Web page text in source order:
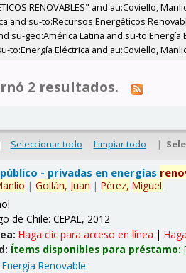
RENOVABLES" and au:Coviello,
and su-to:Recursos Energéticos
su-geo:América Latina and su-
to:Energía Eléctrica and au:Coviello,
2 resultados.
| Seleccionar todo Limpiar todo |
- privadas en energías
|Gollán, Juan |Pérez, Miguel.
de Chile: CEPAL, 2012
Haga clic para acceso en línea |
Ítems disponibles para préstamo:
Renovable.